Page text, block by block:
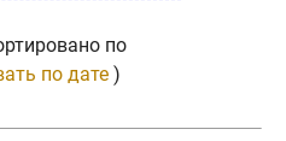
по
по дате )